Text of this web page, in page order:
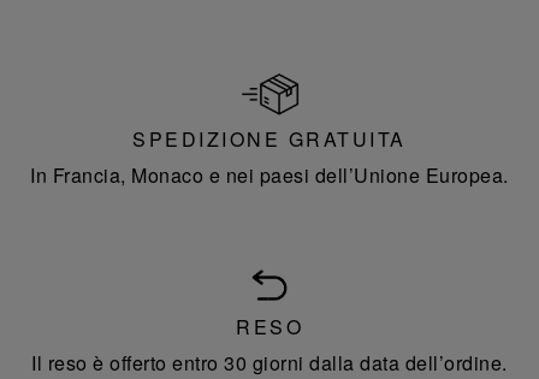
SPEDIZIONE GRATUITA
In Francia, Monaco e nei paesi dell’Unione Europea.
RESO
Il reso è offerto entro 30 giorni dalla data dell’ordine.